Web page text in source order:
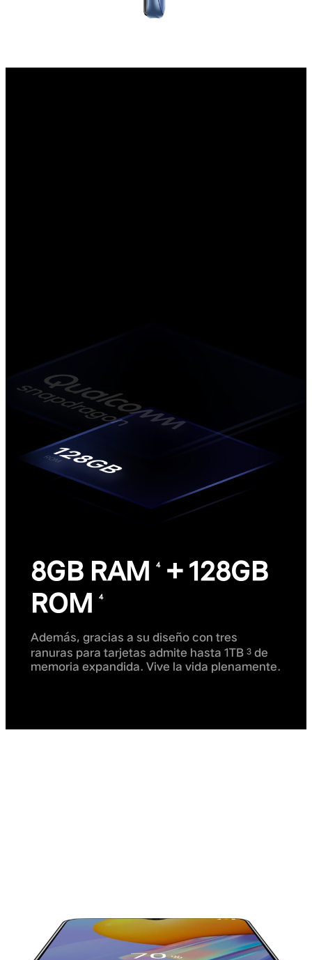
8GB RAM 4+ 128GB
ROM
4
Además, gracias a su diseño con tres
ranuras para tarjetas admite hasta 1TB 3 de
memoria expandida. Vive la vida plenamente.